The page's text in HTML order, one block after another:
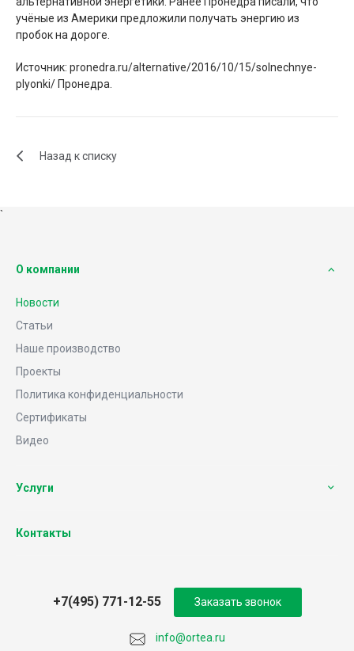
учёные из Америки предложили получать энергию из
пробок на дороге.
Источник: pronedra.ru/alternative/2016/10/15/solnechnye-
plyonki/ Пронедра.
Назад к списку
`
О компании
Новости
Статьи
Наше производство
Проекты
Политика конфиденциальности
Сертификаты
Видео
Услуги
Контакты
info@ortea.ru
+7(495) 771-12-55 Заказать звонок